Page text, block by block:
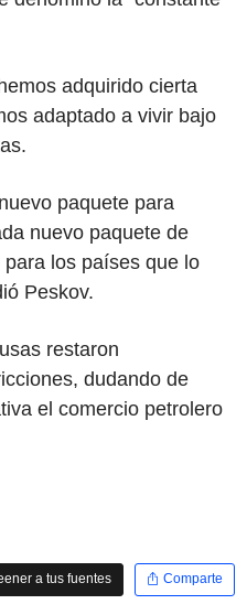
adquirido cierta
adaptado a vivir bajo
paquete para
nuevo paquete de
los países que lo
Peskov.
restaron
dudando de
el comercio petrolero
a tus fuentes Comparte